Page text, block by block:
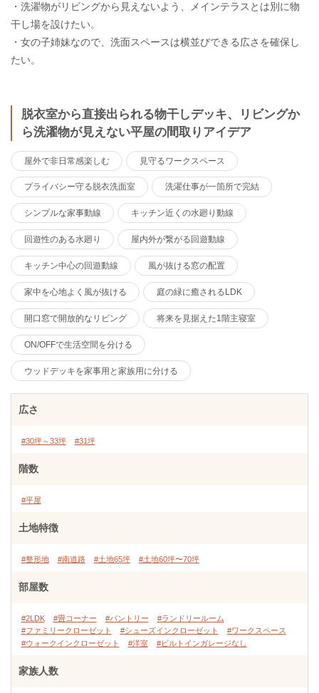
・洗濯物がリビングから見えないよう、メインテラスとは別に物
干し場を設けたい。
・女の子姉妹なので、洗面スペースは横並びできる広さを確保し
たい。
脱衣室から直接出られる物干しデッキ、リビングか
ら洗濯物が見えない平屋の間取りアイデア
屋外で非日常感楽しむ 見守るワークスペース
プライバシー守る脱衣洗面室 洗濯仕事が一箇所で完結
シンプルな家事動線 キッチン近くの水廻り動線
回遊性のある水廻り 屋内外が繋がる回遊動線
キッチン中心の回遊動線 風が抜ける窓の配置
家中を心地よく風が抜ける 庭の緑に癒されるLDK
開口窓で開放的なリビング 将来を見据えた1階主寝室
ON/OFFで生活空間を分ける
ウッドデッキを家事用と家族用に分ける
広さ
#30坪～33坪 #31坪
階数
#平屋
土地特徴
#整形地 #南道路 #土地65坪 #土地60坪〜70坪
部屋数
#2LDK #畳コーナー #パントリー
#ランドリールーム
#ファミリークローゼット
#シューズインクローゼット
#ワークスペース
#ウォークインクローゼット
#洋室 #ビルトインガレージなし
家族人数